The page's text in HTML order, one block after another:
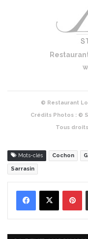
© Restaurant
Crédits Photos : ©
Tous
Mots-clés Cochon
Sarrasin